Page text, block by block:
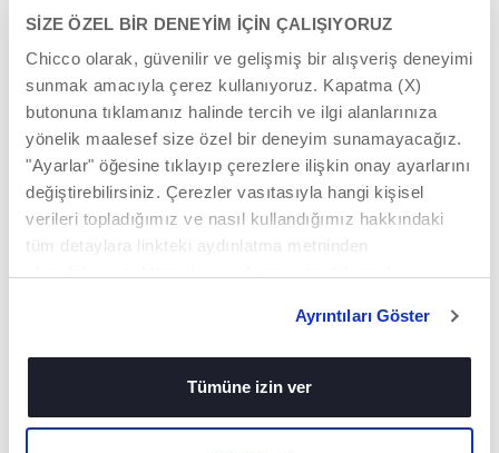
SİZE ÖZEL BİR DENEYİM İÇİN ÇALIŞIYORUZ
Chicco olarak, güvenilir ve gelişmiş bir alışveriş deneyimi
sunmak amacıyla çerez kullanıyoruz. Kapatma (X)
butonuna tıklamanız halinde tercih ve ilgi alanlarınıza
yönelik maalesef size özel bir deneyim sunamayacağız.
"Ayarlar" öğesine tıklayıp çerezlere ilişkin onay ayarlarını
değiştirebilirsiniz. Çerezler vasıtasıyla hangi kişisel
verileri topladığımız ve nasıl kullandığımız hakkındaki
tüm detaylara linkteki aydınlatma metninden
Ayrıntıları Göster
Tümüne izin ver
hareketini destekler.
Yumuşak dokulu
silikonu sayesinde
keyifli ve rahat bir
beslenme sağlar.
Bebeğin gelişimini
takip etmek üzere 4
farklı akış hızında
mevcuttur (Yavaş,
Orta, Hızlı ve Mama).
olur.
10 bebekten 9'u
tarafından kabul
edilmiştir!
İLGINIZI ÇEKEBILECEK ÜRÜNLER